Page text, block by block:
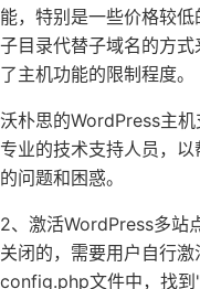
能，特别是一些价格较
子目录代替子域名的方
了主机功能的限制程度。
沃朴思的WordPress主
专业的技术支持人员，
的问题和困惑。
2、激活WordPress多站
关闭的，需要用户自行
config.php文件中，找